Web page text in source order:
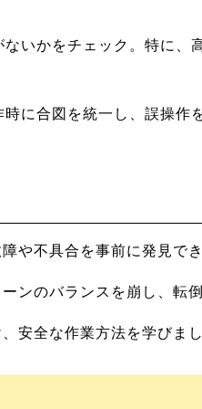
いかをチェック。特に、
に合図を統一し、誤操作
や不具合を事前に発見でき
ンのバランスを崩し、転
安全な作業方法を学びまし